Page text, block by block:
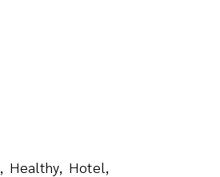
Healthy Hotel